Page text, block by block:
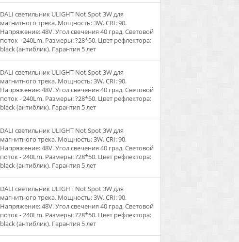
DALI cветильник ULIGHT Not Spot 3W для
магнитного трека. Мощность: 3W. CRI: 90.
Напряжение: 48V. Угол свечения 40 град. Световой
поток - 240Lm. Размеры: ?28*50. Цвет рефлектора:
black (антиблик). Гарантия 5 лет
DALI cветильник ULIGHT Not Spot 3W для
магнитного трека. Мощность: 3W. CRI: 90.
Напряжение: 48V. Угол свечения 40 град. Световой
поток - 240Lm. Размеры: ?28*50. Цвет рефлектора:
black (антиблик). Гарантия 5 лет
DALI cветильник ULIGHT Not Spot 3W для
магнитного трека. Мощность: 3W. CRI: 90.
Напряжение: 48V. Угол свечения 40 град. Световой
поток - 240Lm. Размеры: ?28*50. Цвет рефлектора:
black (антиблик). Гарантия 5 лет
DALI cветильник ULIGHT Not Spot 3W для
магнитного трека. Мощность: 3W. CRI: 90.
Напряжение: 48V. Угол свечения 40 град. Световой
поток - 240Lm. Размеры: ?28*50. Цвет рефлектора:
black (антиблик). Гарантия 5 лет